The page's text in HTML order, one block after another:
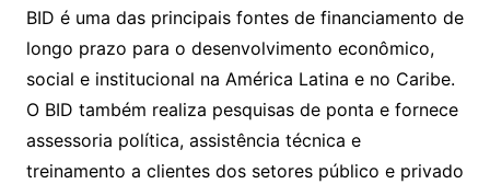
BID é uma das principais fontes de financiamento de
longo prazo para o desenvolvimento econômico,
social e institucional na América Latina e no Caribe.
O BID também realiza pesquisas de ponta e fornece
assessoria política, assistência técnica e
treinamento a clientes dos setores público e privado